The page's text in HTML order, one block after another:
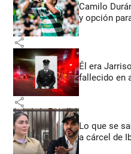
Camilo
y opción
share
Él era
fallecido en
share
Lo que se
a cárcel de